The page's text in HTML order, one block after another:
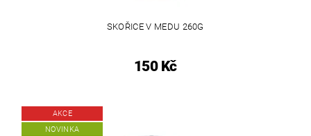
SKOŘICE V MEDU 260G
150 Kč
AKCE
NOVINKA